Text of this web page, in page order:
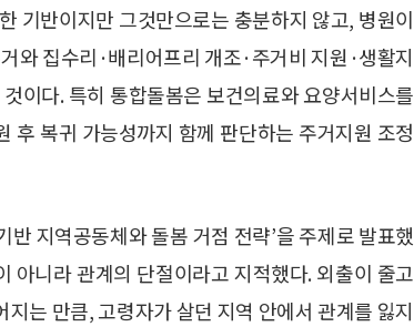
기반이지만 그것만으로는 충분하지 않고, 병원이
와 집수리·배리어프리 개조·주거비 지원·생활지
이다. 특히 통합돌봄은 보건의료와 요양서비스를
후 복귀 가능성까지 함께 판단하는 주거지원 조정
지역공동체와 돌봄 거점 전략’을 주제로 발표했
아니라 관계의 단절이라고 지적했다. 외출이 줄고
는 만큼, 고령자가 살던 지역 안에서 관계를 잃지